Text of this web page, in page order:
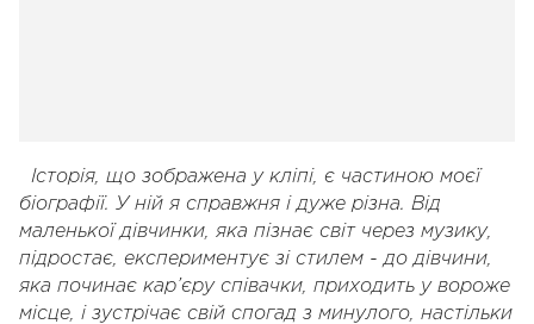
Історія, що зображена у кліпі, є частиною моєї
біографії. У ній я справжня і дуже різна. Від
маленької дівчинки, яка пізнає світ через музику,
підростає, експериментує зі стилем - до дівчини,
яка починає кар’єру співачки, приходить у вороже
місце, і зустрічає свій спогад з минулого, настільки